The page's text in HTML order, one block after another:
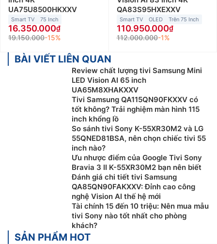
UA75U8500HKXXV
Smart TV 75 Inch
16.350.000
19.150.000-15%
QA83S95HXEXXV
Smart TV OLED Trên 75 Inch
110.950.000
112.000.000-1%
BÀI VIẾT LIÊN QUAN
Review chất lượng tivi Samsung Mini
LED Vision AI 65 inch
UA65M8XHAKXXV
Tivi Samsung QA115QN90FKXXV có
tốt không? Trải nghiệm màn hình 115
inch khổng lồ
So sánh tivi Sony K-55XR30M2 và LG
55QNED81BSA, nên chọn chiếc tivi 55
inch nào?
Ưu nhược điểm của Google Tivi Sony
Bravia 3 II K-55XR30M2 bạn nên biết
Đánh giá chi tiết tivi Samsung
QA85QN90FAKXXV: Đỉnh cao công
nghệ Vision AI thế hệ mới
Tài chính 15 đến 10 triệu: Nên mua mẫu
tivi Sony nào tốt nhất cho phòng
khách?
SẢN PHẨM HOT